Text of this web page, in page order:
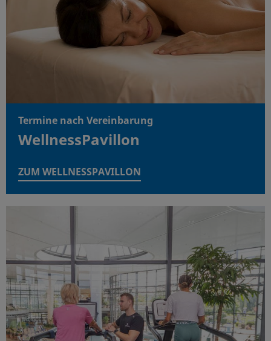
Termine nach Vereinbarung
WellnessPavillon
ZUM WELLNESSPAVILLON